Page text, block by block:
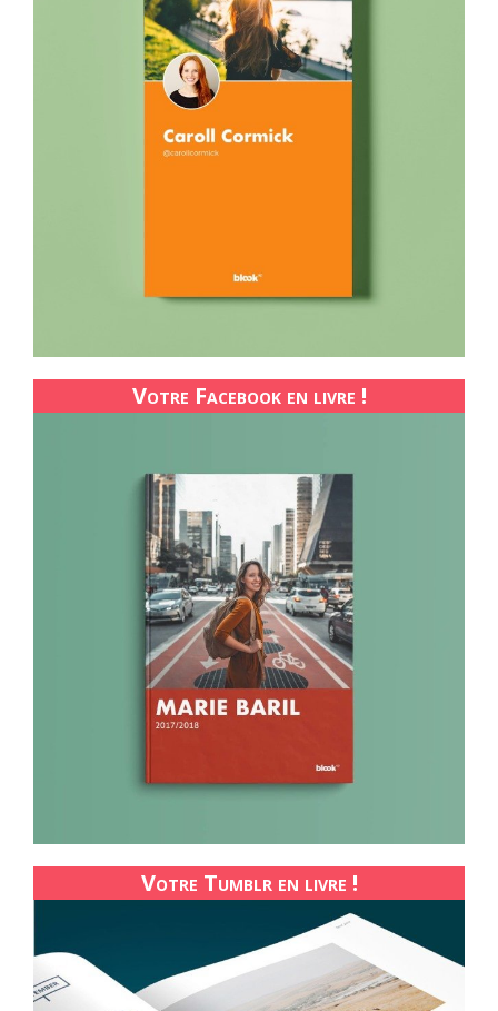
Votre Facebook en livre !
Votre Tumblr en livre !